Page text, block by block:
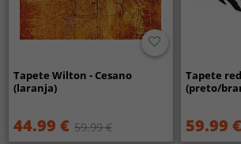
Tapete Wilton - Cesano
(laranja)
44.99 € 59.99 €
Tapete
(preto/
59.99 €